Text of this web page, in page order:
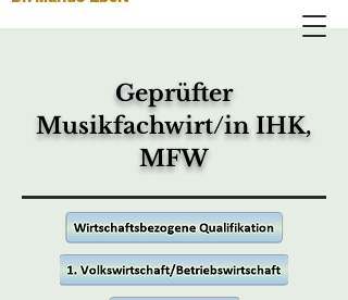
Geprüfter
Musikfachwirt/in IHK,
MFW